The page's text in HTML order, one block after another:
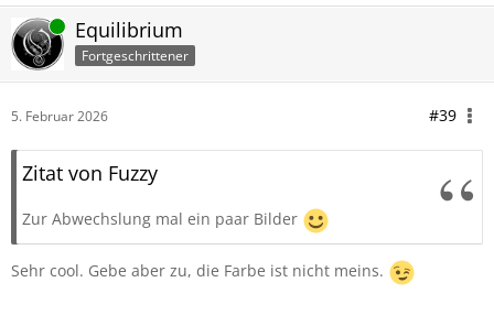
Online Equilibrium
Fortgeschrittener
5. Februar 2026 #39
Zitat von Fuzzy
Zur Abwechslung mal ein paar Bilder
Sehr cool. Gebe aber zu, die Farbe ist nicht meins.